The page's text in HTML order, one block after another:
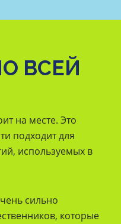
ВСЕЙ
на месте. Это
подходит для
используемых в
сильно
которые